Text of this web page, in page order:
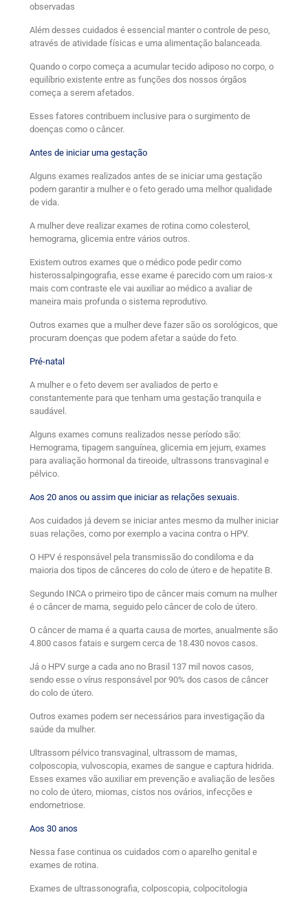
observadas
Além desses cuidados é essencial manter o controle de peso,
através de atividade físicas e uma alimentação balanceada.
Quando o corpo começa a acumular tecido adiposo no corpo, o
equilíbrio existente entre as funções dos nossos órgãos
começa a serem afetados.
Esses fatores contribuem inclusive para o surgimento de
doenças como o câncer.
Antes de iniciar uma gestação
Alguns exames realizados antes de se iniciar uma gestação
podem garantir a mulher e o feto gerado uma melhor qualidade
de vida.
A mulher deve realizar exames de rotina como colesterol,
hemograma, glicemia entre vários outros.
Existem outros exames que o médico pode pedir como
histerossalpingografia, esse exame é parecido com um raios-x
mais com contraste ele vai auxiliar ao médico a avaliar de
maneira mais profunda o sistema reprodutivo.
Outros exames que a mulher deve fazer são os sorológicos, que
procuram doenças que podem afetar a saúde do feto.
Pré-natal
A mulher e o feto devem ser avaliados de perto e
constantemente para que tenham uma gestação tranquila e
saudável.
Alguns exames comuns realizados nesse período são:
Hemograma, tipagem sanguínea, glicemia em jejum, exames
para avaliação hormonal da tireoide, ultrassons transvaginal e
pélvico.
Aos 20 anos ou assim que iniciar as relações sexuais.
Aos cuidados já devem se iniciar antes mesmo da mulher iniciar
suas relações, como por exemplo a vacina contra o HPV.
O HPV é responsável pela transmissão do condiloma e da
maioria dos tipos de cânceres do colo de útero e de hepatite B.
Segundo INCA o primeiro tipo de câncer mais comum na mulher
é o câncer de mama, seguido pelo câncer de colo de útero.
O câncer de mama é a quarta causa de mortes, anualmente são
4.800 casos fatais e surgem cerca de 18.430 novos casos.
Já o HPV surge a cada ano no Brasil 137 mil novos casos,
sendo esse o vírus responsável por 90% dos casos de câncer
do colo de útero.
Outros exames podem ser necessários para investigação da
saúde da mulher.
Ultrassom pélvico transvaginal, ultrassom de mamas,
colposcopia, vulvoscopia, exames de sangue e captura hidrida.
Esses exames vão auxiliar em prevenção e avaliação de lesões
no colo de útero, miomas, cistos nos ovários, infecções e
endometriose.
Aos 30 anos
Nessa fase continua os cuidados com o aparelho genital e
exames de rotina.
Exames de ultrassonografia, colposcopia, colpocitologia